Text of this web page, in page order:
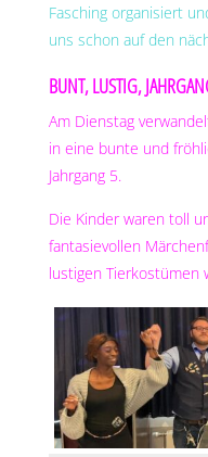
Fasching organisiert
uns schon auf den
BUNT, LUSTIG,
Am Dienstag
in eine bunte und
Jahrgang 5.
Die Kinder waren toll
fantasievollen
lustigen Tierkostümen